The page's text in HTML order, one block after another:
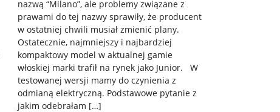
nazwą “Milano”, ale problemy związane z
prawami do tej nazwy sprawiły, że producent
w ostatniej chwili musiał zmienić plany.
Ostatecznie, najmniejszy i najbardziej
kompaktowy model w aktualnej gamie
włoskiej marki trafił na rynek jako Junior. W
testowanej wersji mamy do czynienia z
odmianą elektryczną. Podstawowe pytanie z
jakim odebrałam […]